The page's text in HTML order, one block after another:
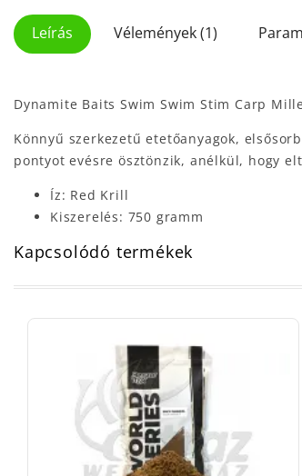
Leírás Vélemények (1)
Dynamite Baits Swim Swim Stim Carp
Könnyű szerkezetű etetőanyagok,
pontyot evésre ösztönzik, anélkül, hogy
Íz: Red Krill
Kiszerelés: 750 gramm
Kapcsolódó termékek